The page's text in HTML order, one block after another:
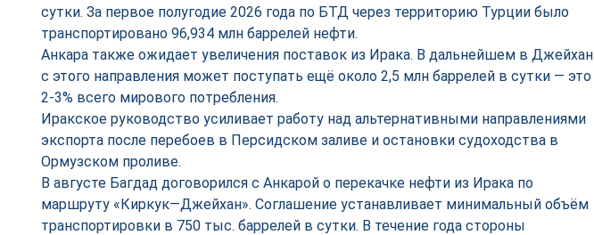
сутки. За первое полугодие 2026 года по БТД через территорию Турции было
транспортировано 96,934 млн баррелей нефти.
Анкара также ожидает увеличения поставок из Ирака. В дальнейшем в Джейхан
с этого направления может поступать ещё около 2,5 млн баррелей в сутки — это
2-3% всего мирового потребления.
Иракское руководство усиливает работу над альтернативными направлениями
экспорта после перебоев в Персидском заливе и остановки судоходства в
Ормузском проливе.
В августе Багдад договорился с Анкарой о перекачке нефти из Ирака по
маршруту «Киркук—Джейхан». Соглашение устанавливает минимальный объём
транспортировки в 750 тыс. баррелей в сутки. В течение года стороны